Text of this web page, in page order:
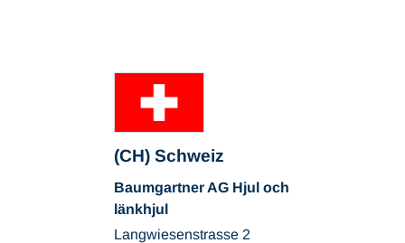
(CH) Schweiz
Baumgartner AG Hjul och
länkhjul
Langwiesenstrasse 2